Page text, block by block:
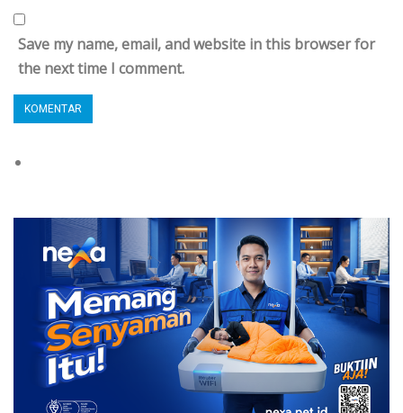
Save my name, email, and website in this browser for
the next time I comment.